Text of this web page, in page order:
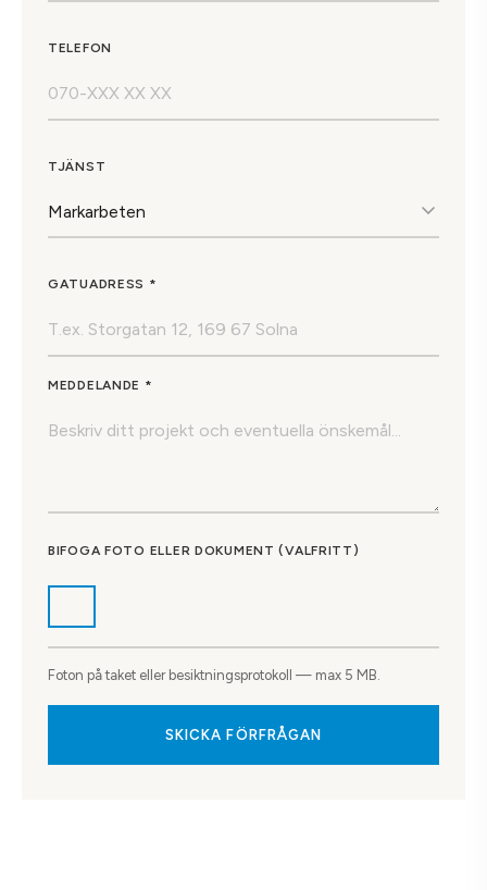
TELEFON
TJÄNST
GATUADRESS *
MEDDELANDE *
BIFOGA FOTO ELLER DOKUMENT (VALFRITT)
Foton på taket eller besiktningsprotokoll — max 5 MB.
SKICKA FÖRFRÅGAN